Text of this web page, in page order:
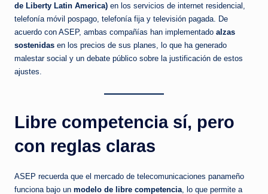
de Liberty Latin America) en los servicios de internet residencial,
telefonía móvil pospago, telefonía fija y televisión pagada. De
acuerdo con ASEP, ambas compañías han implementado alzas
sostenidas en los precios de sus planes, lo que ha generado
malestar social y un debate público sobre la justificación de estos
ajustes.
Libre competencia sí, pero
con reglas claras
ASEP recuerda que el mercado de telecomunicaciones panameño
funciona bajo un modelo de libre competencia , lo que permite a